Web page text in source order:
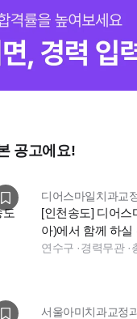
공고에요!
디어스마일치과교
[인천송도] 디어스
아)에서 함께 하실
니다!
연수구 ·경력무관·
서울아미치과교정